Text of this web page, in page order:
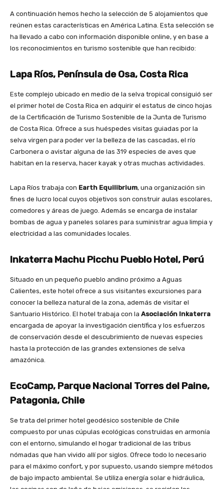
A continuación hemos hecho la selección de 5 alojamientos que
reúnen estas características en América Latina. Esta selección se
ha llevado a cabo con información disponible online, y en base a
los reconocimientos en turismo sostenible que han recibido:
Lapa Ríos, Península de Osa, Costa Rica
Este complejo ubicado en medio de la selva tropical consiguió ser
el primer hotel de Costa Rica en adquirir el estatus de cinco hojas
de la Certificación de Turismo Sostenible de la Junta de Turismo
de Costa Rica. Ofrece a sus huéspedes visitas guiadas por la
selva virgen para poder ver la belleza de las cascadas, el río
Carbonera o avistar alguna de las 319 especies de aves que
habitan en la reserva, hacer kayak y otras muchas actividades.
Lapa Ríos trabaja con Earth Equilibrium, una organización sin
fines de lucro local cuyos objetivos son construir aulas escolares,
comedores y áreas de juego. Además se encarga de instalar
bombas de agua y paneles solares para suministrar agua limpia y
electricidad a las comunidades locales.
Inkaterra Machu Picchu Pueblo Hotel, Perú
Situado en un pequeño pueblo andino próximo a Aguas
Calientes, este hotel ofrece a sus visitantes excursiones para
conocer la belleza natural de la zona, además de visitar el
Santuario Histórico. El hotel trabaja con la Asociación Inkaterra
encargada de apoyar la investigación científica y los esfuerzos
de conservación desde el descubrimiento de nuevas especies
hasta la protección de las grandes extensiones de selva
amazónica.
EcoCamp, Parque Nacional Torres del Paine,
Patagonia, Chile
Se trata del primer hotel geodésico sostenible de Chile
compuesto por unas cúpulas ecológicas construidas en armonía
con el entorno, simulando el hogar tradicional de las tribus
nómadas que han vivido allí por siglos. Ofrece todo lo necesario
para el máximo confort, y por supuesto, usando siempre métodos
de bajo impacto ambiental. Se utiliza energía solar e hidráulica,